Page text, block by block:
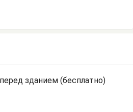
зданием (бесплатно)